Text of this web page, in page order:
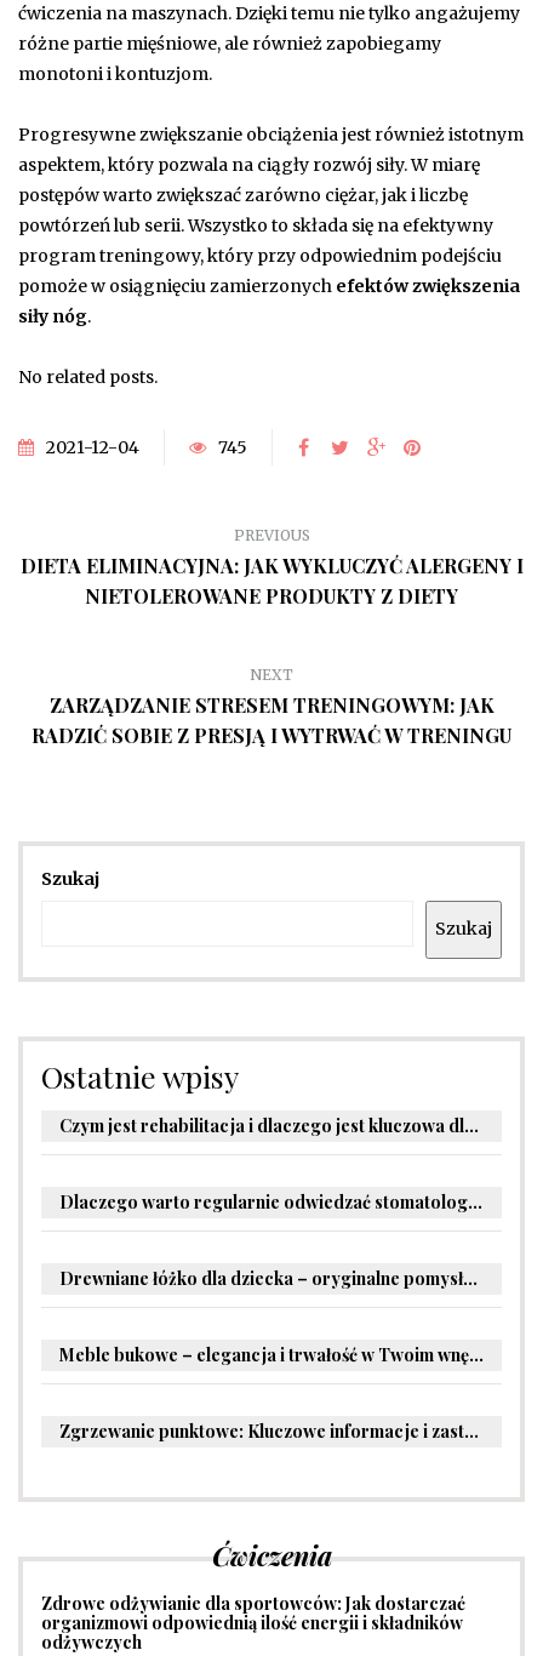
ćwiczenia na maszynach. Dzięki temu nie tylko angażujemy
różne partie mięśniowe, ale również zapobiegamy
monotoni i kontuzjom.
Progresywne zwiększanie obciążenia jest również istotnym
aspektem, który pozwala na ciągły rozwój siły. W miarę
postępów warto zwiększać zarówno ciężar, jak i liczbę
powtórzeń lub serii. Wszystko to składa się na efektywny
program treningowy, który przy odpowiednim podejściu
pomoże w osiągnięciu zamierzonych efektów zwiększenia
siły nóg.
No related posts.
2021-12-04 745
PREVIOUS
DIETA ELIMINACYJNA: JAK WYKLUCZYĆ ALERGENY I
NIETOLEROWANE PRODUKTY Z DIETY
NEXT
ZARZĄDZANIE STRESEM TRENINGOWYM: JAK
RADZIĆ SOBIE Z PRESJĄ I WYTRWAĆ W TRENINGU
Szukaj
Szukaj
Ostatnie wpisy
Czym jest rehabilitacja i dlaczego jest kluczowa dla powrotu do zdrowia?
Dlaczego warto regularnie odwiedzać stomatologa?
Drewniane łóżko dla dziecka – oryginalne pomysły na aranżację pokoju malucha
Meble bukowe – elegancja i trwałość w Twoim wnętrzu
Zgrzewanie punktowe: Kluczowe informacje i zastosowania w przemyśle
Ćwiczenia
Zdrowe odżywianie dla sportowców: Jak dostarczać
organizmowi odpowiednią ilość energii i składników
odżywczych